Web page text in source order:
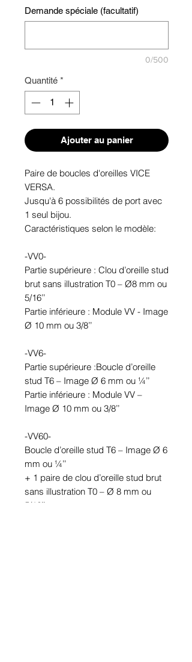
Demande spéciale (facultatif)
0/500
Quantité *
Ajouter au panier
Paire de boucles d'oreilles VICE
VERSA.
Jusqu'à 6 possibilités de port avec
1 seul bijou.
Caractéristiques selon le modèle:
-VV0-
Partie supérieure : Clou d’oreille stud
brut sans illustration T0 – Ø8 mm ou
5/16’’
Partie inférieure : Module VV - Image
Ø 10 mm ou 3/8’’
-VV6-
Partie supérieure :Boucle d’oreille
stud T6 – Image Ø 6 mm ou ¼’’
Partie inférieure : Module VV –
Image Ø 10 mm ou 3/8’’
-VV60-
Boucle d’oreille stud T6 – Image Ø 6
mm ou ¼’’
+ 1 paire de clou d’oreille stud brut
sans illustration T0 – Ø 8 mm ou
5/16’’